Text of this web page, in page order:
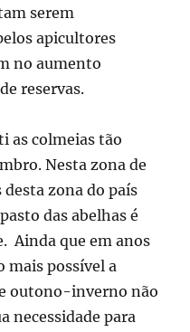
serem
apicultores
no aumento
reservas.
as colmeias tão
Nesta zona de
zona do país
das abelhas é
Ainda que em anos
mais possível a
outono-inverno não
necessidade para